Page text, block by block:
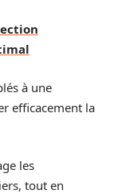
à une
efficacement la
les
tout en